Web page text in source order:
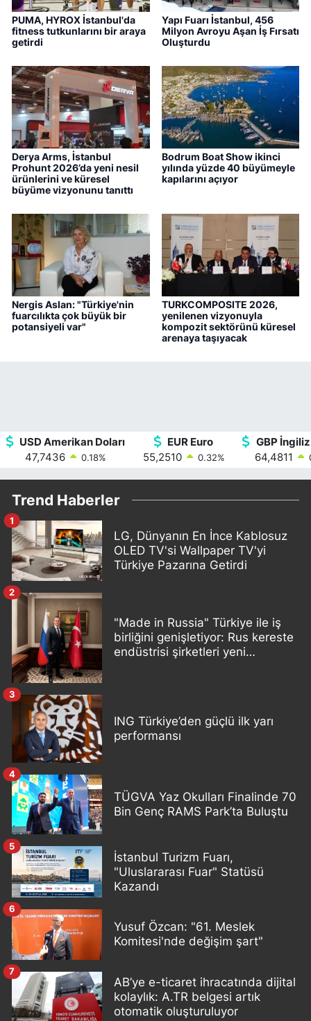
PUMA, HYROX İstanbul'da
fitness tutkunlarını bir araya
getirdi
Yapı Fuarı İstanbul, 456
Milyon Avroyu Aşan İş Fırsatı
Oluşturdu
Derya Arms, İstanbul
Prohunt 2026’da yeni nesil
ürünlerini ve küresel
büyüme vizyonunu tanıttı
Bodrum Boat Show ikinci
yılında yüzde 40 büyümeyle
kapılarını açıyor
Nergis Aslan: "Türkiye'nin
fuarcılıkta çok büyük bir
potansiyeli var"
TURKCOMPOSITE 2026,
yenilenen vizyonuyla
kompozit sektörünü küresel
arenaya taşıyacak
USD Amerikan Doları
47,7436
0.18%
EUR Euro
55,2510
0.32%
GBP
64,4811
Trend Haberler
LG, Dünyanın En İnce Kablosuz
OLED TV'si Wallpaper TV'yi
Türkiye Pazarına Getirdi
1
"Made in Russia" Türkiye ile iş
birliğini genişletiyor: Rus kereste
endüstrisi şirketleri yeni
2
ING Türkiye’den güçlü ilk yarı
performansı
3
TÜGVA Yaz Okulları Finalinde 70
Bin Genç RAMS Park’ta Buluştu
4
İstanbul Turizm Fuarı,
"Uluslararası Fuar" Statüsü
Kazandı
5
Yusuf Özcan: "61. Meslek
Komitesi'nde değişim şart"
6
AB’ye e-ticaret ihracatında dijital
kolaylık: A.TR belgesi artık
otomatik oluşturuluyor
7